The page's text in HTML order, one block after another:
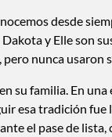
desde
y Elle son
nunca usaron
su familia. En
esa tradición
el pase de